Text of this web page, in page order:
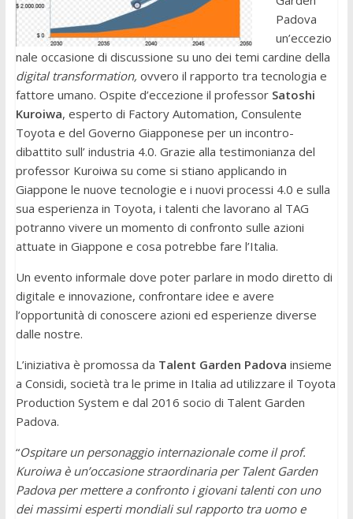
Padova
un’eccezio
nale occasione di discussione su uno dei temi cardine della
digital transformation, ovvero il rapporto tra tecnologia e
fattore umano. Ospite d’eccezione il professor Satoshi
Kuroiwa, esperto di Factory Automation, Consulente
Toyota e del Governo Giapponese per un incontro-
dibattito sull’ industria 4.0. Grazie alla testimonianza del
professor Kuroiwa su come si stiano applicando in
Giappone le nuove tecnologie e i nuovi processi 4.0 e sulla
sua esperienza in Toyota, i talenti che lavorano al TAG
potranno vivere un momento di confronto sulle azioni
attuate in Giappone e cosa potrebbe fare l’Italia.
Un evento informale dove poter parlare in modo diretto di
digitale e innovazione, confrontare idee e avere
l’opportunità di conoscere azioni ed esperienze diverse
dalle nostre.
L’iniziativa è promossa da Talent Garden Padova insieme
a Considi, società tra le prime in Italia ad utilizzare il Toyota
Production System e dal 2016 socio di Talent Garden
Padova.
“Ospitare un personaggio internazionale come il prof.
Kuroiwa è un’occasione straordinaria per Talent Garden
Padova per mettere a confronto i giovani talenti con uno
dei massimi esperti mondiali sul rapporto tra uomo e